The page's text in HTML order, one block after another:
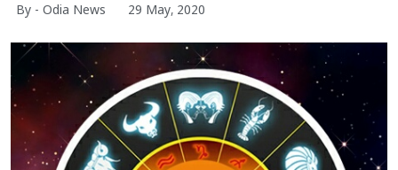
By - Odia News 29 May, 2020